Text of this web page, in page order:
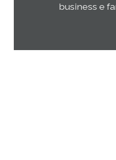
tua impresa e